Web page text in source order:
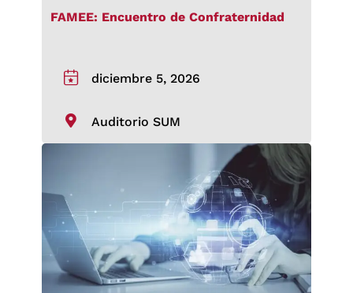
FAMEE: Encuentro de Confraternidad
diciembre 5, 2026
Auditorio SUM